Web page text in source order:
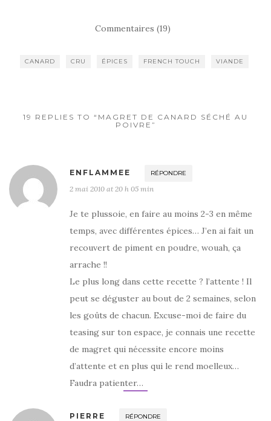
b
k
ta
er
Commentaires (19)
CANARD CRU ÉPICES FRENCH TOUCH VIANDE
19 REPLIES TO “MAGRET DE CANARD SÉCHÉ AU
POIVRE”
ENFLAMMEE RÉPONDRE
2 mai 2010 at 20 h 05 min
Je te plussoie, en faire au moins 2-3 en même
temps, avec différentes épices… J’en ai fait un
recouvert de piment en poudre, wouah, ça
arrache !!
Le plus long dans cette recette ? l’attente ! Il
peut se déguster au bout de 2 semaines, selon
les goûts de chacun. Excuse-moi de faire du
teasing sur ton espace, je connais une recette
de magret qui nécessite encore moins
d’attente et en plus qui le rend moelleux…
Faudra patienter…
PIERRE RÉPONDRE